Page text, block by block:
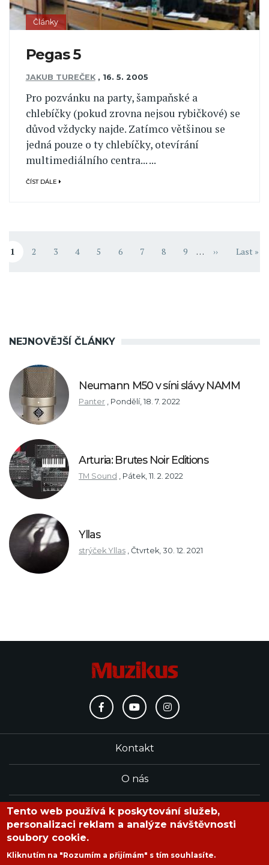
Články
Pegas 5
JAKUB TUREČEK , 16. 5. 2005
Pro pozvánku na party, šampaňské a
chlebíčky (pokud zrovna nejsou rybičkové) se
důvod vždycky najde. Zatímco většinou se
jedná pouze o ty chlebíčky, otevírání
multimediálního centra... ...
ČÍST DÁLE
Aktuální stránka
1 Stránka
2 Stránka
3 Stránka
4 Stránka
5 Stránka
6 Stránka
7 Stránka
8 Stránka
9 … Následující
›› Last »
NEJNOVĚJŠÍ ČLÁNKY
Neumann M50 v síni slávy NAMM
Panter Pondělí, 18. 7. 2022
Arturia: Brutes Noir Editions
TM Sound Pátek, 11. 2. 2022
Yllas
strýček Yllas Čtvrtek, 30. 12. 2021
Kontakt
O nás
Redakce
Tento web používá k poskytování služeb,
personalizaci reklam a analýze návštěvnosti
soubory cookie.
Kliknutím na "Rozumím a přijímám" s tím souhlasíte.